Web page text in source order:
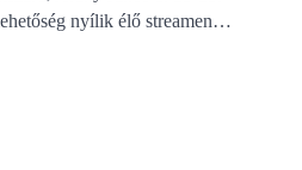
nyílik élő streamen…